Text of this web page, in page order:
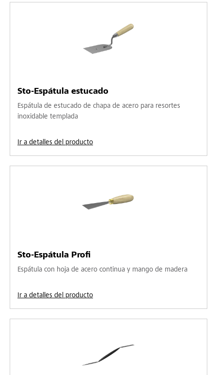
Sto-Espátula estucado
Espátula de estucado de chapa de acero para resortes
inoxidable templada
Ir a detalles del producto
Sto-Espátula Profi
Espátula con hoja de acero continua y mango de madera
Ir a detalles del producto